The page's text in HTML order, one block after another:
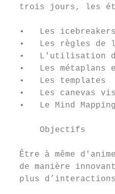
trois jours, les
•   Les
•   Les règles de
•   L'utilisation
•   Les métaplans
  •   Les templates
•   Les canevas
  •   Le Mind Mapping
      Objectifs
Être à même
de manière
plus